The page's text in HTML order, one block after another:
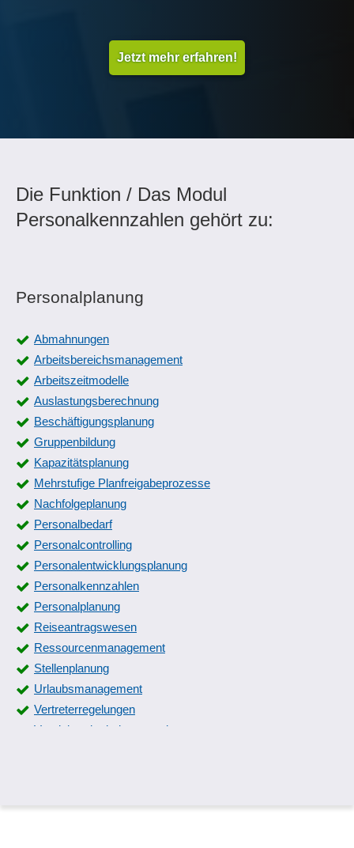
Jetzt mehr erfahren!
Die Funktion / Das Modul
Personalkennzahlen gehört zu:
Personalplanung
Abmahnungen
Arbeitsbereichsmanagement
Arbeitszeitmodelle
Auslastungsberechnung
Beschäftigungsplanung
Gruppenbildung
Kapazitätsplanung
Mehrstufige Planfreigabeprozesse
Nachfolgeplanung
Personalbedarf
Personalcontrolling
Personalentwicklungsplanung
Personalkennzahlen
Personalplanung
Reiseantragswesen
Ressourcenmanagement
Stellenplanung
Urlaubsmanagement
Vertreterregelungen
Vertriebsmitarbeiterverwaltung